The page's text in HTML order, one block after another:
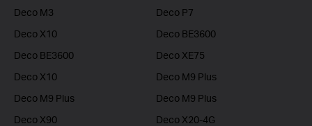
Deco M3
Deco P7
Deco X10
Deco BE3600
Deco BE3600
Deco XE75
Deco X10
Deco M9 Plus
Deco M9 Plus
Deco M9 Plus
Deco X90
Deco X20-4G